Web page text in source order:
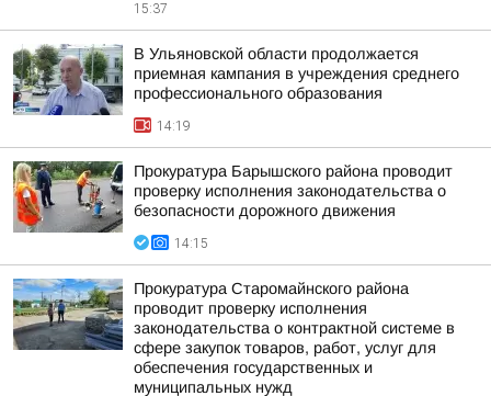
15:37
В Ульяновской области продолжается
приемная кампания в учреждения среднего
профессионального образования
14:19
Прокуратура Барышского района проводит
проверку исполнения законодательства о
безопасности дорожного движения
14:15
Прокуратура Старомайнского района
проводит проверку исполнения
законодательства о контрактной системе в
сфере закупок товаров, работ, услуг для
обеспечения государственных и
муниципальных нужд